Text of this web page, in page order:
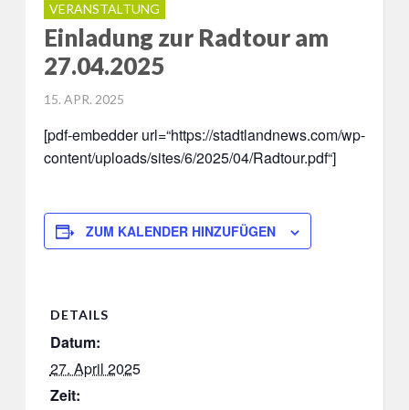
VERANSTALTUNG
Einladung zur Radtour am
27.04.2025
POSTED
15. APR. 2025
[pdf-embedder url=“https://stadtlandnews.com/wp-
content/uploads/sites/6/2025/04/Radtour.pdf“]
ZUM KALENDER HINZUFÜGEN
DETAILS
Datum:
27. April 2025
Zeit: